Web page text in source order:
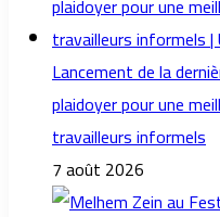
Lancement de la
plaidoyer pour une
travailleurs informels
7 août 2026